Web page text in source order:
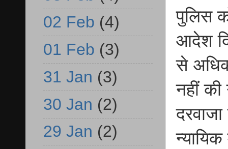
पुलिस
आदेश
से
नहीं की
02 Feb (4)
01 Feb (3)
31 Jan (3)
30 Jan (2)
29 Jan (2)